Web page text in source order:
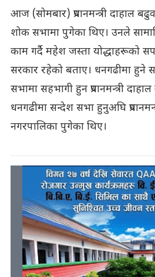
आज (सोमबार) प्रधानमन्त्री दाहाल
शोक सभामा पुगेका थिए। उनले
काम गर्दै महेश जस्ता योद्धाहरूको
सरकार रहेको बताए। धनगढीमा हुने
सभामा सहभागी हुन प्रधानमन्त्री
धनगढीमा सन्देश सभा हुनुअघि
नगरपालिका पुगेका थिए।